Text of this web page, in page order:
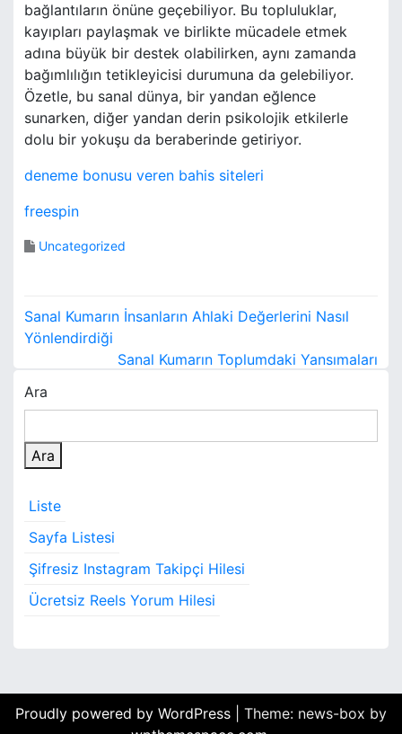
bağlantıların önüne geçebiliyor. Bu topluluklar,
kayıpları paylaşmak ve birlikte mücadele etmek
adına büyük bir destek olabilirken, aynı zamanda
bağımlılığın tetikleyicisi durumuna da gelebiliyor.
Özetle, bu sanal dünya, bir yandan eğlence
sunarken, diğer yandan derin psikolojik etkilerle
dolu bir yokuşu da beraberinde getiriyor.
deneme bonusu veren bahis siteleri
freespin
Uncategorized
Y
a
z
ı
g
z
i
n
s
i
Sanal Kumarın İnsanların Ahlaki Değerlerini Nasıl
Yönlendirdiği
Sanal Kumarın Toplumdaki Yansımaları
Ara
Ara
Liste
Sayfa Listesi
Şifresiz Instagram Takipçi Hilesi
Ücretsiz Reels Yorum Hilesi
Proudly powered by WordPress
Theme: news-box by